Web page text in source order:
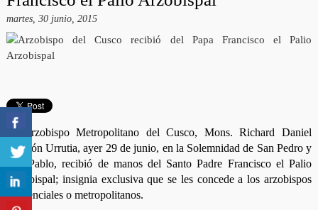
martes, 30 junio, 2015
El Arzobispo Metropolitano del Cusco, Mons. Richard Daniel
Alarcón Urrutia, ayer 29 de junio, en la Solemnidad de San Pedro y
San Pablo, recibió de manos del Santo Padre Francisco el Palio
Arzobispal; insignia exclusiva que se les concede a los arzobispos
residenciales o metropolitanos.